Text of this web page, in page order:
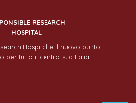
RESEARCH
HOSPITAL
Hospital è il nuovo punto
per tutto il centro-sud Italia.